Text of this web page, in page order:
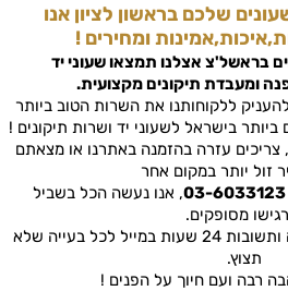
שלכם בראשון לציון אנו
ומחירים !
בראשל'צ אצלנו תמצאו שעוני יד
ומעבדת תיקונים מקצועית.
ללקוחותנו את השרות הטוב ביותר
בישראל לשעוני יד ושרות תיקונים !
עזרה בהזמנה באתרנו או מצאתם
זול יותר במקום אחר
03-6033123, אנו נעשה הכל בשביל
מסופקים.
נציגנו ישמחו לתת לכם מענה ותשובות 24 שעות במייל לכל בעייה שלא
תצוץ.
רבה ועם חיוך על הפנים !